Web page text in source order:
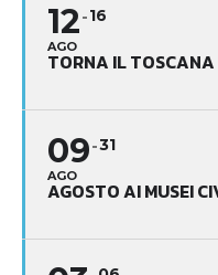
12
AGO
16
TORNA IL
09
AGO
31
AGOSTO AI MUSEI